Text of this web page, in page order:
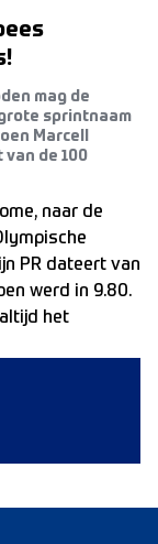
mag de
sprintnaam
Marcell
de 100
naar de
PR dateert van
werd in 9.80.
het